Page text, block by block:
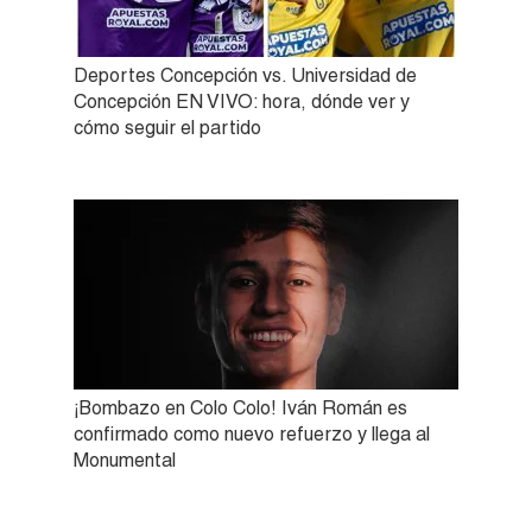
Deportes Concepción vs. Universidad de
Concepción EN VIVO: hora, dónde ver y
cómo seguir el partido
¡Bombazo en Colo Colo! Iván Román es
confirmado como nuevo refuerzo y llega al
Monumental